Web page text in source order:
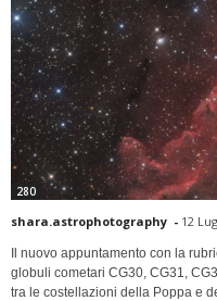
280
shara.astrophotography - 12
Il nuovo appuntamento con la
globuli cometari CG30, CG31,
tra le costellazioni della Poppa e